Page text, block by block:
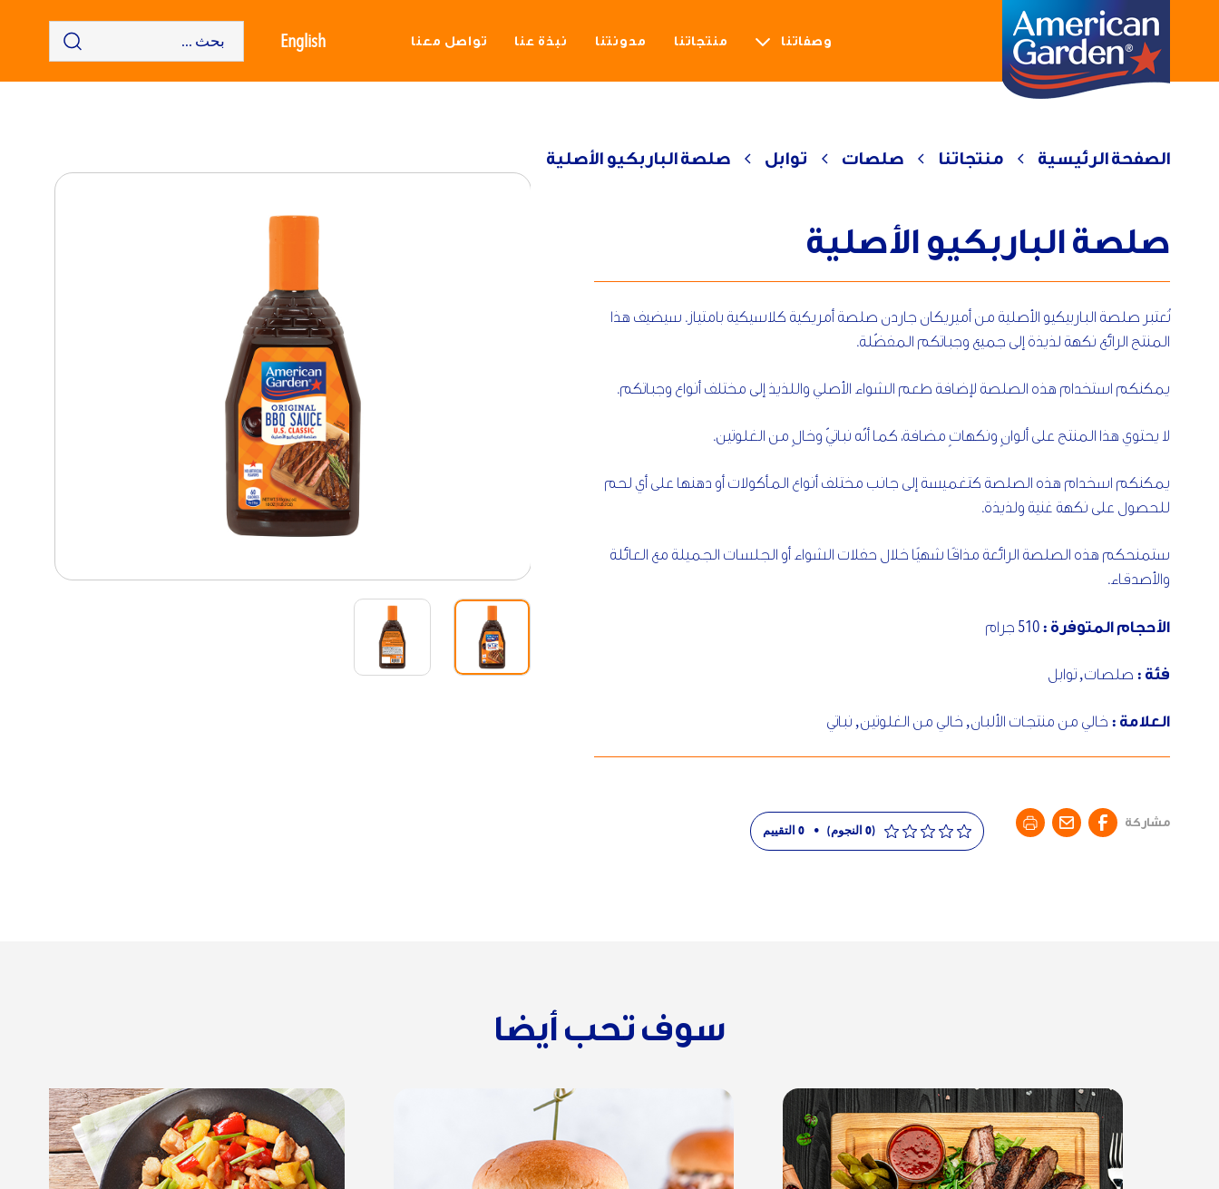
وصفاتنا منتجاتنا مدونتنا نبذة عنا تواصل معنا English
الصفحة الرئيسية منتجاتنا صلصات توابل صلصة الباربكيو الأصلية
صلصة الباربكيو الأصلية
تُعتبر صلصة الباربيكيو الأصلية من أميريكان جاردن صلصة أمريكية كلاسيكية بامتياز. سيضيف هذا
المنتج الرائع نكهة لذيذة إلى جميع وجباتكم المفضّلة.
يمكنكم استخدام هذه الصلصة لإضافة طعم الشواء الأصلي واللذيذ إلى مختلف أنواع وجباتكم.
لا يحتوي هذا المنتج على ألوانٍ ونكهاتٍ مضافة، كما أنّه نباتيّ وخالٍ من الغلوتين.
يمكنكم اسخدام هذه الصلصة كتغميسة إلى جانب مختلف أنواع المأكولات أو دهنها على أي لحم
للحصول على نكهة غنية ولذيذة.
ستمنحكم هذه الصلصة الرائعة مذاقًا شهيًا خلال حفلات الشواء أو الجلسات الجميلة مع العائلة
والأصدقاء.
الأحجام المتوفرة : 510 جرام
فئة : صلصات, توابل
العلامة : خالي من منتجات الألبان, خالي من الغلوتين, نباتي
مشاركة
(0 النجوم) •
0 التقييم
سوف تحب أيضا